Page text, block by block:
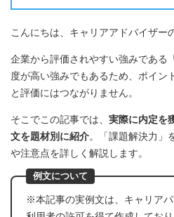
こんにちは、キャリアアドバイザー
企業から評価されやすい強みである
度が高い強みでもあるため、ポイン
と評価にはつながりません。
そこでこの記事では、 実際に内定を
文を題材別に紹介。「課題解決力」
や注意点を詳しく解説します。
例文について
※本記事の実例文は、キャリア